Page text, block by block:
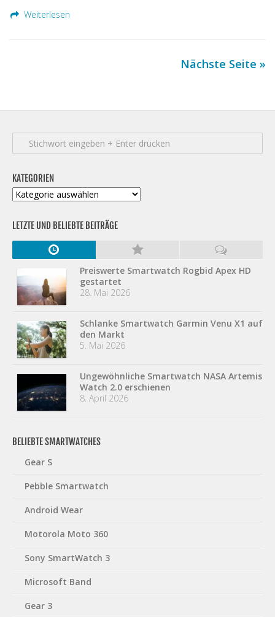
Weiterlesen
Nächste Seite »
KATEGORIEN
Kategorien
LETZTE UND BELIEBTE BEITRÄGE
Preiswerte Smartwatch Rogbid Apex HD
gestartet
28. Mai 2026
Schlanke Smartwatch Garmin Venu X1 auf
den Markt
5. Mai 2026
Ungewöhnliche Smartwatch NASA Artemis
Watch 2.0 erschienen
8. April 2026
BELIEBTE SMARTWATCHES
Gear S
Pebble Smartwatch
Android Wear
Motorola Moto 360
Sony SmartWatch 3
Microsoft Band
Gear 3